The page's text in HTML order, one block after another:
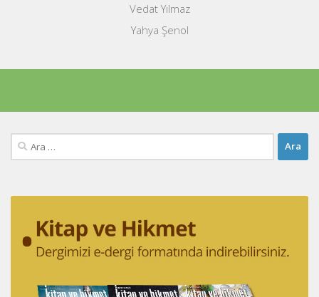
Vedat Yılmaz
Yahya Şenol
Arama: